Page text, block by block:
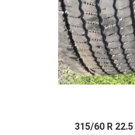
315/60 R 22.5